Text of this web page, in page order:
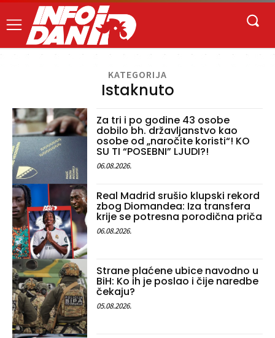
KATEGORIJA
Istaknuto
Za tri i po godine 43 osobe
dobilo bh. državljanstvo kao
osobe od „naročite koristi“! KO
SU TI “POSEBNI” LJUDI?!
06.08.2026.
Real Madrid srušio klupski rekord
zbog Diomandea: Iza transfera
krije se potresna porodična priča
06.08.2026.
Strane plaćene ubice navodno u
BiH: Ko ih je poslao i čije naredbe
čekaju?
05.08.2026.